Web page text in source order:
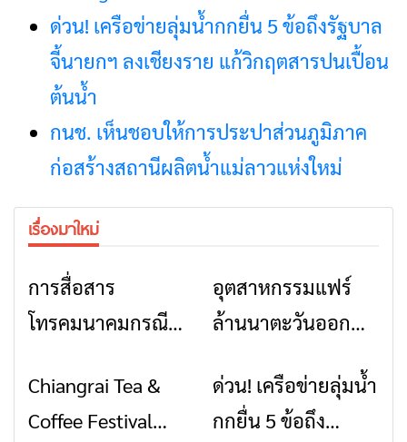
ด่วน! เครือข่ายลุ่มน้ำกกยื่น 5 ข้อถึงรัฐบาล
จี้นายกฯ ลงเชียงราย แก้วิกฤตสารปนเปื้อน
ต้นน้ำ
กนช. เห็นชอบให้การประปาส่วนภูมิภาค
ก่อสร้างสถานีผลิตน้ำแม่ลาวแห่งใหม่
เรื่องมาใหม่
การสื่อสาร
โทรคมนาคมกรณีภัย
สัญญาณขาด การ
สื่อสารต้องไม่หยุด
ข่าวเชียงราย
อุตสาหกรรมแฟร์
ล้านนาตะวันออก
สินค้าเด่น และเสน่ห์
วัฒนธรรมจาก 4
ข่าวเชียงราย
Chiangrai Tea &
Coffee Festival
ข่าวเชียงราย
ด่วน! เครือข่ายลุ่มน้ำ
กกยื่น 5 ข้อถึง